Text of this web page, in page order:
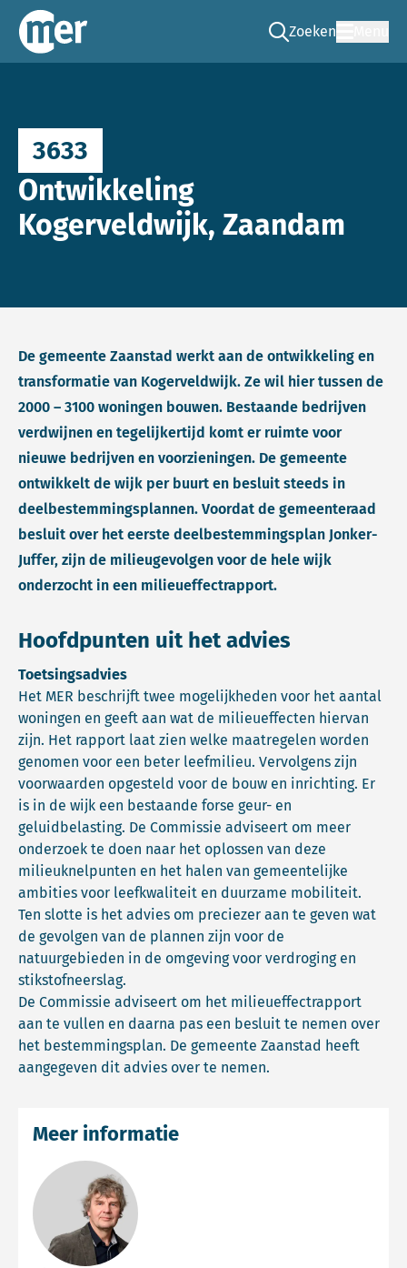
Commissie mer
Zoeken
Ga naar de zoek
3633
Ontwikkeling
Kogerveldwijk, Zaandam
De gemeente Zaanstad werkt aan de ontwikkeling en
transformatie van Kogerveldwijk. Ze wil hier tussen de
2000 – 3100 woningen bouwen. Bestaande bedrijven
verdwijnen en tegelijkertijd komt er ruimte voor
nieuwe bedrijven en voorzieningen. De gemeente
ontwikkelt de wijk per buurt en besluit steeds in
deelbestemmingsplannen. Voordat de gemeenteraad
besluit over het eerste deelbestemmingsplan Jonker-
Juffer, zijn de milieugevolgen voor de hele wijk
onderzocht in een milieueffectrapport.
Hoofdpunten uit het advies
Toetsingsadvies
Het MER beschrijft twee mogelijkheden voor het aantal
woningen en geeft aan wat de milieueffecten hiervan
zijn. Het rapport laat zien welke maatregelen worden
genomen voor een beter leefmilieu. Vervolgens zijn
voorwaarden opgesteld voor de bouw en inrichting. Er
is in de wijk een bestaande forse geur- en
geluidbelasting. De Commissie adviseert om meer
onderzoek te doen naar het oplossen van deze
milieuknelpunten en het halen van gemeentelijke
ambities voor leefkwaliteit en duurzame mobiliteit.
Ten slotte is het advies om preciezer aan te geven wat
de gevolgen van de plannen zijn voor de
natuurgebieden in de omgeving voor verdroging en
stikstofneerslag.
De Commissie adviseert om het milieueffectrapport
aan te vullen en daarna pas een besluit te nemen over
het bestemmingsplan. De gemeente Zaanstad heeft
aangegeven dit advies over te nemen.
Meer informatie